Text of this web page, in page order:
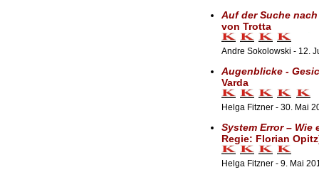
Auf der Suche
von Trotta
Andre Sokolowski - 12.
Augenblicke -
Varda
Helga Fitzner - 30. Mai
System Error –
Regie: Florian
Helga Fitzner - 9. Mai